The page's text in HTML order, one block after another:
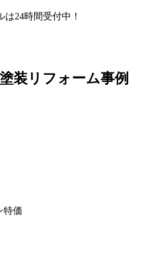
は24時間受付中！
装リフォーム事例
特価